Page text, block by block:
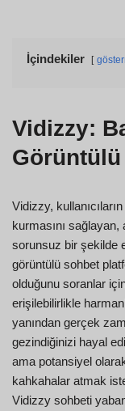
İçindekiler
Vidizzy:
Vidizzy,
kurmasını
sorunsuz bir şekilde
görüntülü sohbet
olduğunu soranlar
erişilebilirlikle
yanından gerçek
gezindiğinizi hayal
ama potansiyel
kahkahalar atmak
Vidizzy sohbeti